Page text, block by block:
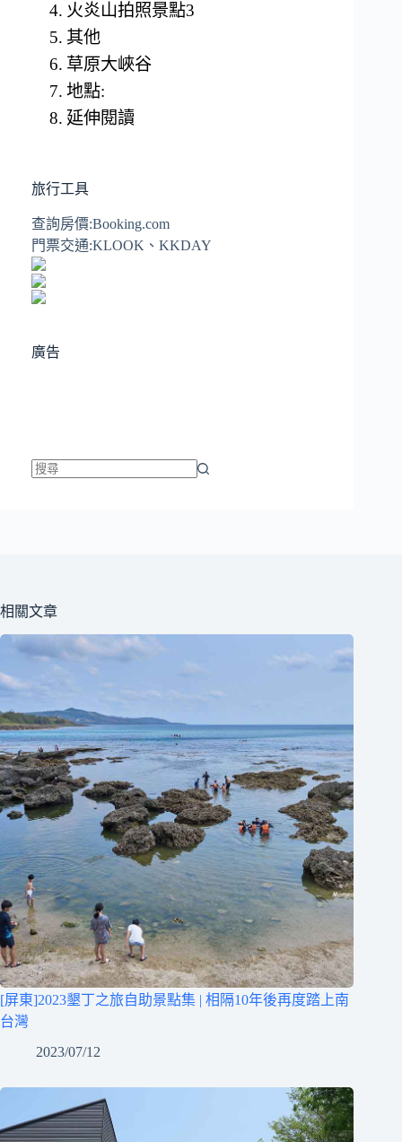
火炎山拍照景點3
其他
草原大峽谷
地點:
延伸閱讀
旅行工具
查詢房價:Booking.com
門票交通:KLOOK 、 KKDAY
廣告
件
的
結
相關文章
[屏東]2023墾丁之旅自助景點集 | 相隔10年後再度踏上南
台灣
2023/07/12